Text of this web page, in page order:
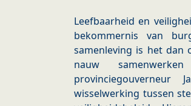
Leefbaarheid en
bekommernis van
samenleving is het dan
nauw
wisselwerking tussen